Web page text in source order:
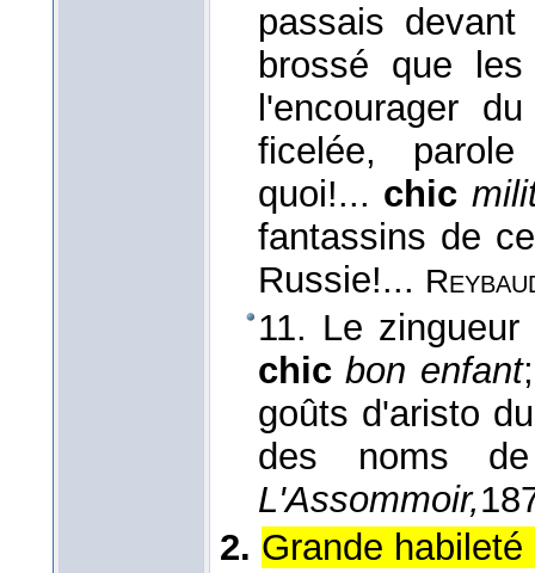
passais
brossé que
l'encourager
ficelée,
quoi!... chic
fantassins de
Russie!...
11. Le
chicbon enfant
goûts d'aristo
des noms
L'Assommoir,
2. Grande